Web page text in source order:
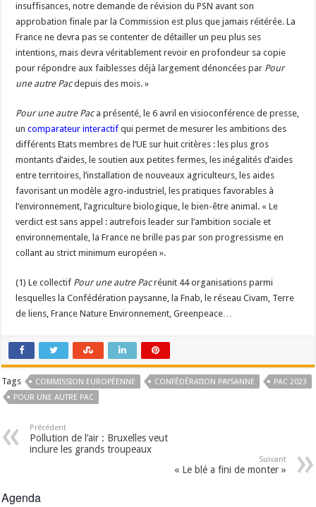
insuffisances, notre demande de révision du PSN avant son
approbation finale par la Commission est plus que jamais réitérée. La
France ne devra pas se contenter de détailler un peu plus ses
intentions, mais devra véritablement revoir en profondeur sa copie
pour répondre aux faiblesses déjà largement dénoncées par Pour
une autre Pacdepuis des mois. »
Pour une autre Paca présenté, le 6 avril en visioconférence de presse,
uncomparateur interactif qui permet de mesurer les ambitions des
différents Etats membres de l’UE sur huit critères : les plus gros
montants d’aides, le soutien aux petites fermes, les inégalités d’aides
entre territoires, l’installation de nouveaux agriculteurs, les aides
favorisant un modèle agro-industriel, les pratiques favorables à
l’environnement, l’agriculture biologique, le bien-être animal. « Le
verdict est sans appel : autrefois leader sur l’ambition sociale et
environnementale, la France ne brille pas par son progressisme en
collant au strict minimum européen ».
(1) Le collectif Pour une autre Pacréunit 44 organisations parmi
lesquelles la Confédération paysanne, la Fnab, le réseau Civam, Terre
de liens, France Nature Environnement, Greenpeace…
Tags COMMISSION EUROPÉENNE CONFÉDÉRATION PAYSANNE
PAC 2023
POUR UNE AUTRE PAC
Précédent
Pollution de l’air : Bruxelles veut
inclure les grands troupeaux
Suivant
« Le blé a fini de monter »
Agenda